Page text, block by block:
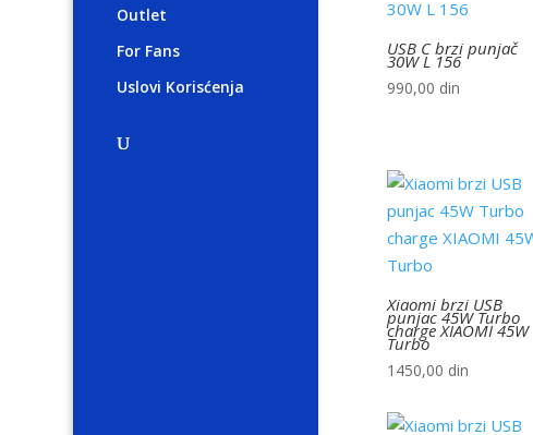
Outlet
For Fans
Uslovi Korisćenja
USB C brzi punjač
30W L 156
990,00 din
Xiaomi brzi USB
punjac 45W Turbo
charge XIAOMI 45W
Turbo
1450,00 din